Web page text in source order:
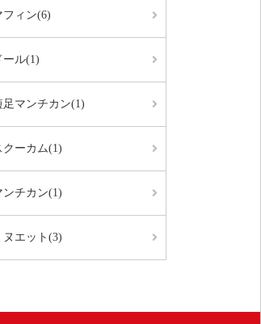
フィン(6)
ール(1)
足マンチカン(1)
クーカム(1)
ンチカン(1)
ヌエット(3)